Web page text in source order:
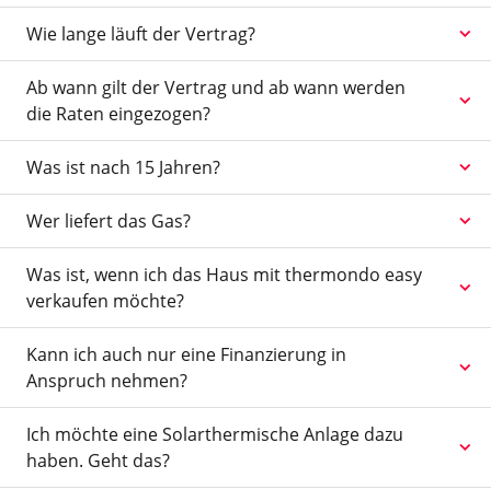
Wie lange läuft der Vertrag?
Ab wann gilt der Vertrag und ab wann werden
die Raten eingezogen?
Was ist nach 15 Jahren?
Wer liefert das Gas?
Was ist, wenn ich das Haus mit thermondo easy
verkaufen möchte?
Kann ich auch nur eine Finanzierung in
Anspruch nehmen?
Ich möchte eine Solarthermische Anlage dazu
haben. Geht das?